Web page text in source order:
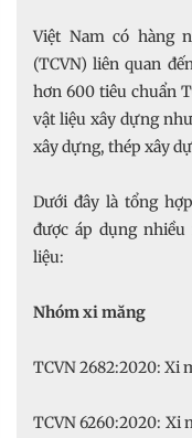
Việt Nam có hàng
(TCVN) liên quan
hơn 600 tiêu chuẩn
vật liệu xây dựng
xây dựng, thép xây
Dưới đây là tổng
được áp dụng
liệu:
Nhóm xi măng
TCVN 2682:2020: Xi
TCVN 6260:2020: Xi